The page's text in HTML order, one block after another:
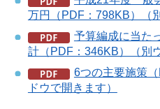
万円（PDF：798KB）（
予算編成に当た
計（PDF：346KB）（別
6つの主要施策
ドウで開きます）